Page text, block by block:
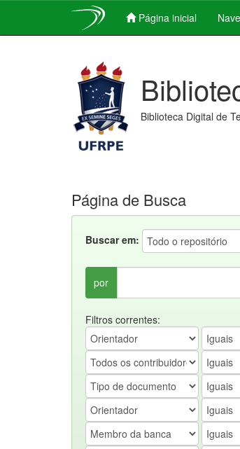
Página inicial
Biblioteca Digital de
Página de Busca
Buscar em:
por
Filtros correntes: